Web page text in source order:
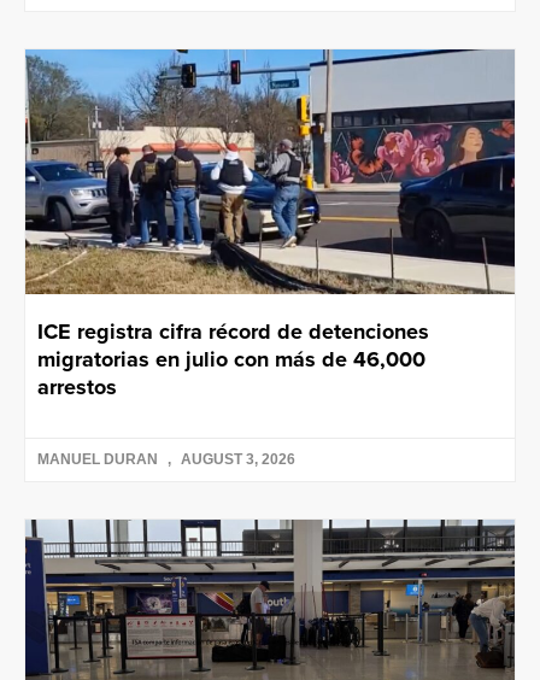
ICE registra cifra récord de detenciones
migratorias en julio con más de 46,000
arrestos
MANUEL DURAN AUGUST 3, 2026